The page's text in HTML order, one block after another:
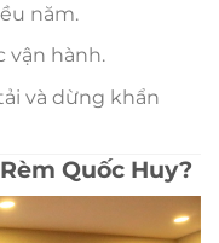
năm.
vận hành.
và dừng khẩn
Quốc Huy?